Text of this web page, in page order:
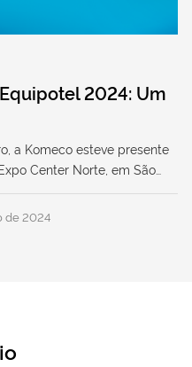
2024: Um
a Komeco esteve presente
Center Norte, em São…
de 2024